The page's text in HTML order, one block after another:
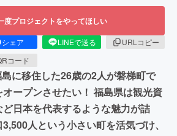
度プロジェクトをやってほしい
シェア LINEで送る
URLコピー
コード
に移住した26歳の2人が磐梯町で
ープンさせたい！ 福島県は観光資
日本を代表するような魅力が詰
人という小さい町を活気づけ、